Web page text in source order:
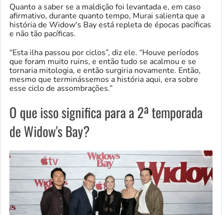
Quanto a saber se a maldição foi levantada e, em caso
afirmativo, durante quanto tempo, Murai salienta que a
história de Widow's Bay está repleta de épocas pacíficas
e não tão pacíficas.
“Esta ilha passou por ciclos”, diz ele. “Houve períodos
que foram muito ruins, e então tudo se acalmou e se
tornaria mitologia, e então surgiria novamente. Então,
mesmo que terminássemos a história aqui, era sobre
esse ciclo de assombrações.”
O que isso significa para a 2ª temporada
de Widow's Bay?